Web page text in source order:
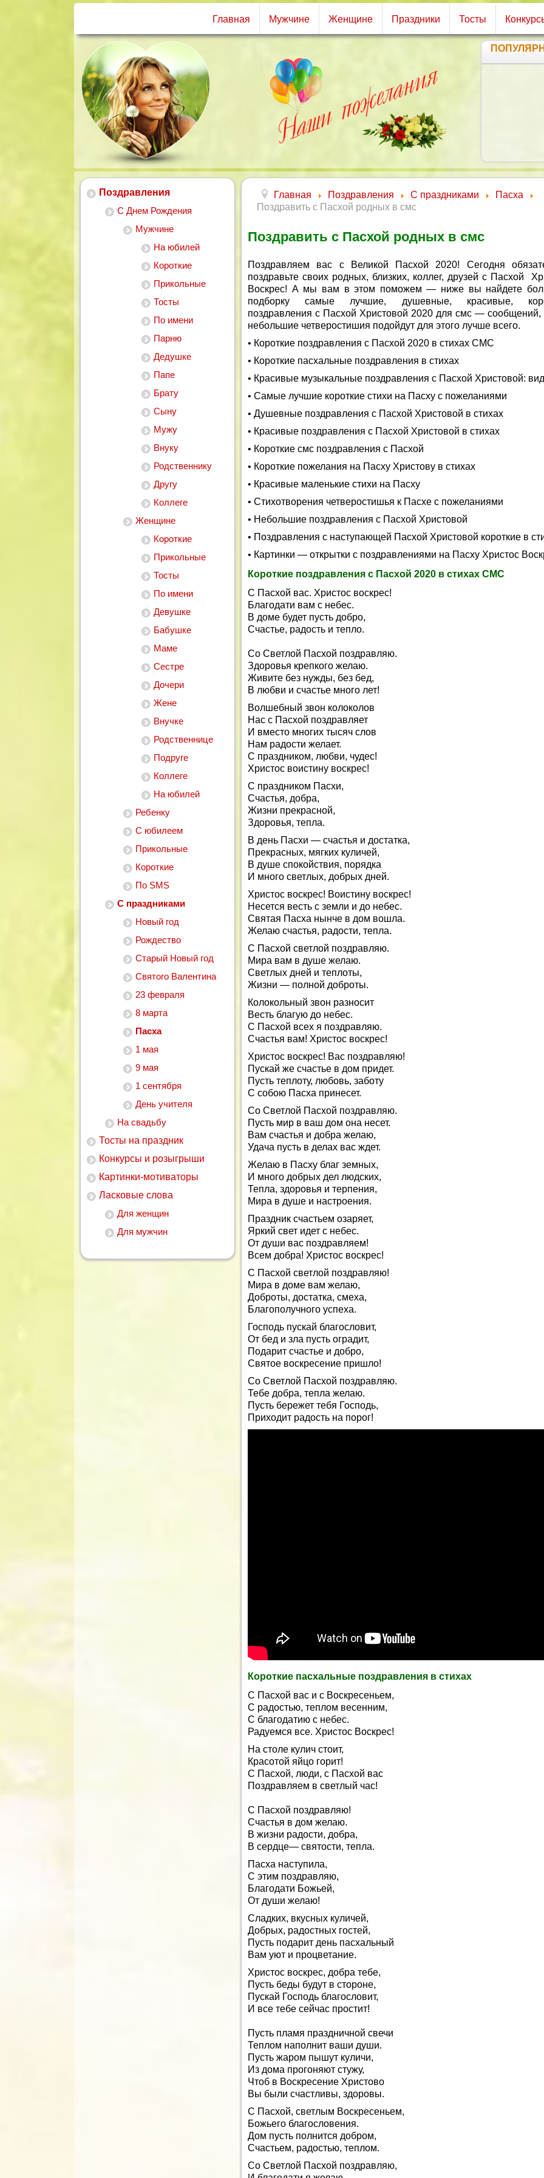
Главная Мужчине Женщине Праздники Тосты
Поздравления
С Днем Рождения
Мужчине
На юбилей
Короткие
Прикольные
Тосты
По имени
Парню
Дедушке
Папе
Брату
Сыну
Мужу
Внуку
Родственнику
Другу
Коллеге
Женщине
Короткие
Прикольные
Тосты
По имени
Девушке
Бабушке
Маме
Сестре
Дочери
Жене
Внучке
Родственнице
Подруге
Коллеге
На юбилей
Ребенку
С юбилеем
Прикольные
Короткие
По SMS
С праздниками
Новый год
Рождество
Старый Новый год
Святого Валентина
23 февраля
8 марта
Пасха
1 мая
9 мая
1 сентября
День учителя
На свадьбу
Тосты на праздник
Конкурсы и розыгрыши
Картинки-мотиваторы
Ласковые слова
Для женщин
Для мужчин
Главная Поздравления С праздниками
Пасха
Поздравить с Пасхой родных в смс
Поздравить с Пасхой родных в смс
Поздравляем вас с Великой Пасхой 2020! Сегодня
поздравьте своих родных, близких, коллег, друзей с Пасхой
Воскрес! А мы вам в этом поможем — ниже вы найдете
подборку самые лучшие, душевные, красивые,
поздравления с Пасхой Христовой 2020 для смс —
небольшие четверостишия подойдут для этого лучше всего.
• Короткие поздравления с Пасхой 2020 в стихах СМС
• Короткие пасхальные поздравления в стихах
• Красивые музыкальные поздравления с Пасхой Христовой:
• Самые лучшие короткие стихи на Пасху с пожеланиями
• Душевные поздравления с Пасхой Христовой в стихах
• Красивые поздравления с Пасхой Христовой в стихах
• Короткие смс поздравления с Пасхой
• Короткие пожелания на Пасху Христову в стихах
• Красивые маленькие стихи на Пасху
• Стихотворения четверостишья к Пасхе с пожеланиями
• Небольшие поздравления с Пасхой Христовой
• Поздравления с наступающей Пасхой Христовой короткие в
• Картинки — открытки с поздравлениями на Пасху Христос
Короткие поздравления с Пасхой 2020 в стихах СМС
С Пасхой вас. Христос воскрес!
Благодати вам с небес.
В доме будет пусть добро,
Счастье, радость и тепло.
Со Светлой Пасхой поздравляю.
Здоровья крепкого желаю.
Живите без нужды, без бед,
В любви и счастье много лет!
Волшебный звон колоколов
Нас с Пасхой поздравляет
И вместо многих тысяч слов
Нам радости желает.
С праздником, любви, чудес!
Христос воистину воскрес!
С праздником Пасхи,
Счастья, добра,
Жизни прекрасной,
Здоровья, тепла.
В день Пасхи — счастья и достатка,
Прекрасных, мягких куличей,
В душе спокойствия, порядка
И много светлых, добрых дней.
Христос воскрес! Воистину воскрес!
Несется весть с земли и до небес.
Святая Пасха нынче в дом вошла.
Желаю счастья, радости, тепла.
С Пасхой светлой поздравляю.
Мира вам в душе желаю.
Светлых дней и теплоты,
Жизни — полной доброты.
Колокольный звон разносит
Весть благую до небес.
С Пасхой всех я поздравляю.
Счастья вам! Христос воскрес!
Христос воскрес! Вас поздравляю!
Пускай же счастье в дом придет.
Пусть теплоту, любовь, заботу
С собою Пасха принесет.
Со Светлой Пасхой поздравляю.
Пусть мир в ваш дом она несет.
Вам счастья и добра желаю,
Удача пусть в делах вас ждет.
Желаю в Пасху благ земных,
И много добрых дел людских,
Тепла, здоровья и терпения,
Мира в душе и настроения.
Праздник счастьем озаряет,
Яркий свет идет с небес.
От души вас поздравляем!
Всем добра! Христос воскрес!
С Пасхой светлой поздравляю!
Мира в доме вам желаю,
Доброты, достатка, смеха,
Благополучного успеха.
Господь пускай благословит,
От бед и зла пусть оградит,
Подарит счастье и добро,
Святое воскресение пришло!
Со Светлой Пасхой поздравляю.
Тебе добра, тепла желаю.
Пусть бережет тебя Господь,
Приходит радость на порог!
Короткие пасхальные поздравления в стихах
С Пасхой вас и с Воскресеньем,
С радостью, теплом весенним,
С благодатию с небес.
Радуемся все. Христос Воскрес!
На столе кулич стоит,
Красотой яйцо горит!
С Пасхой, люди, с Пасхой вас
Поздравляем в светлый час!
С Пасхой поздравляю!
Счастья в дом желаю.
В жизни радости, добра,
В сердце— святости, тепла.
Пасха наступила,
С этим поздравляю,
Благодати Божьей,
От души желаю!
Сладких, вкусных куличей,
Добрых, радостных гостей,
Пусть подарит день пасхальный
Вам уют и процветание.
Христос воскрес, добра тебе,
Пусть беды будут в стороне,
Пускай Господь благословит,
И все тебе сейчас простит!
Пусть пламя праздничной свечи
Теплом наполнит ваши души.
Пусть жаром пышут куличи,
Из дома прогоняют стужу,
Чтоб в Воскресение Христово
Вы были счастливы, здоровы.
С Пасхой, светлым Воскресеньем,
Божьего благословения.
Дом пусть полнится добром,
Счастьем, радостью, теплом.
Со Светлой Пасхой поздравляю,